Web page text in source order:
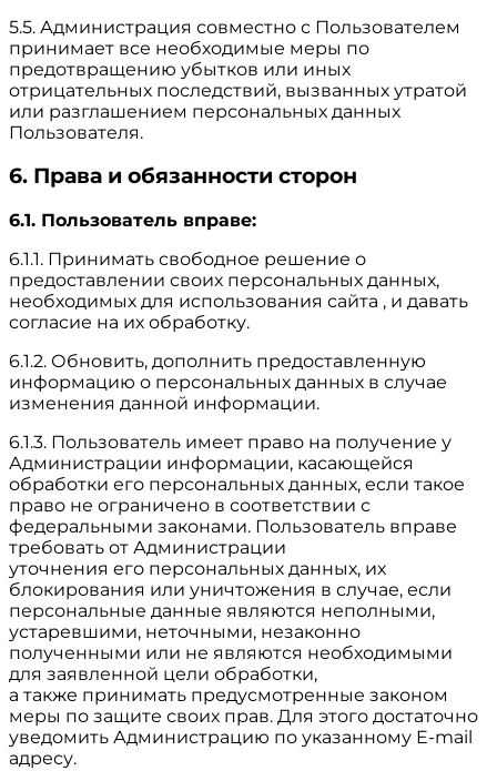
5.5. Администрация совместно с Пользователем
принимает все необходимые меры по
предотвращению убытков или иных
отрицательных последствий, вызванных утратой
или разглашением персональных данных
Пользователя.
6. Права и обязанности сторон
6.1. Пользователь вправе:
6.1.1. Принимать свободное решение о
предоставлении своих персональных данных,
необходимых для использования сайта , и давать
согласие на их обработку.
6.1.2. Обновить, дополнить предоставленную
информацию о персональных данных в случае
изменения данной информации.
6.1.3. Пользователь имеет право на получение у
Администрации информации, касающейся
обработки его персональных данных, если такое
право не ограничено в соответствии с
федеральными законами. Пользователь вправе
требовать от Администрации
уточнения его персональных данных, их
блокирования или уничтожения в случае, если
персональные данные являются неполными,
устаревшими, неточными, незаконно
полученными или не являются необходимыми
для заявленной цели обработки,
а также принимать предусмотренные законом
меры по защите своих прав. Для этого достаточно
уведомить Администрацию по указанному E-mail
адресу.